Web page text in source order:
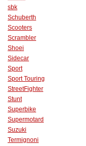
sbk
Schuberth
Scooters
Scrambler
Shoei
Sidecar
Sport
Sport Touring
StreetFighter
Stunt
Superbike
Supermotard
Suzuki
Termignoni